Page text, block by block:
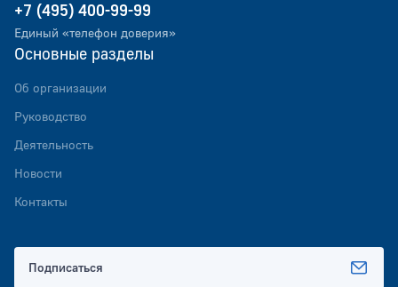
+7 (495) 400-99-99
Единый «телефон доверия»
Основные разделы
Об организации
Руководство
Деятельность
Новости
Контакты
Подписаться